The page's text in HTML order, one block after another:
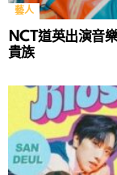
藝人
NCT道英出演音
貴族